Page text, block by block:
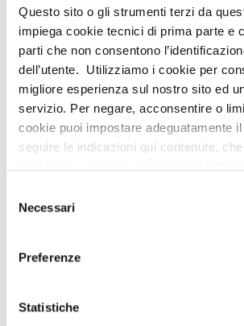
Questo sito o gli strumenti terzi da
impiega cookie tecnici di prima parte e
parti che non consentono
dell’utente. Utilizziamo i cookie per
migliore esperienza sul nostro sito ed
servizio. Per negare, acconsentire o
cookie puoi impostare adeguatamente
seguire le indicazioni qui contenute,
delNecessari
Preferenze
Statistiche
ROMAGNA MIA -
ROMAGNA MIA -
ROMAGNA MIA -